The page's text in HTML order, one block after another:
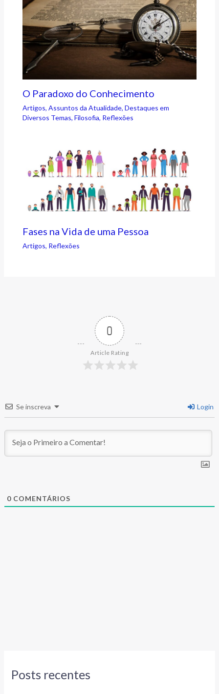
O Paradoxo do Conhecimento
Artigos, Assuntos da Atualidade, Destaques em
Diversos Temas, Filosofia, Reflexões
Fases na Vida de uma Pessoa
Artigos, Reflexões
0
Article Rating
Se inscreva Login
0 COMENTÁRIOS
Posts recentes